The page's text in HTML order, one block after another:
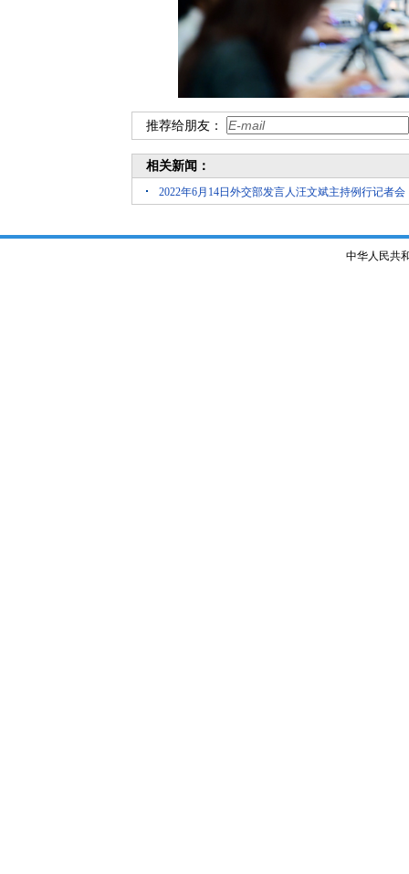
推荐给朋友：
相关新闻：
2022年6月14日外交部发言人汪文斌主持例行记者会
中华人民共